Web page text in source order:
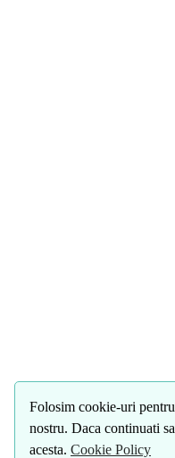
Folosim cookie-uri
nostru. Daca continuati
acesta. Cookie Policy